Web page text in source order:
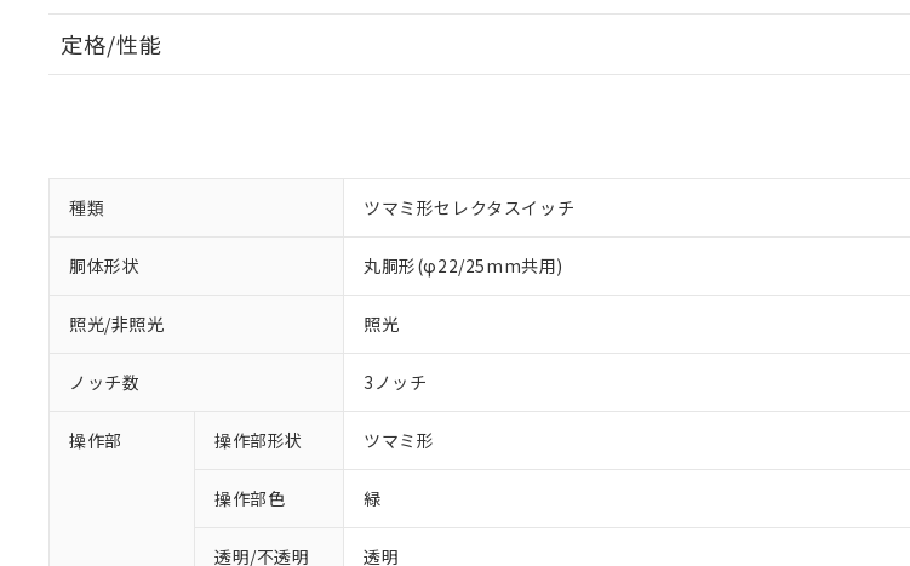
定格/性能
種類 ツマミ形セレクタスイッチ
胴体形状 丸胴形(φ22/25mm共用)
照光/非照光 照光
ノッチ数 3ノッチ
操作部 操作部形状 ツマミ形
操作部色 緑
透明/不透明 透明